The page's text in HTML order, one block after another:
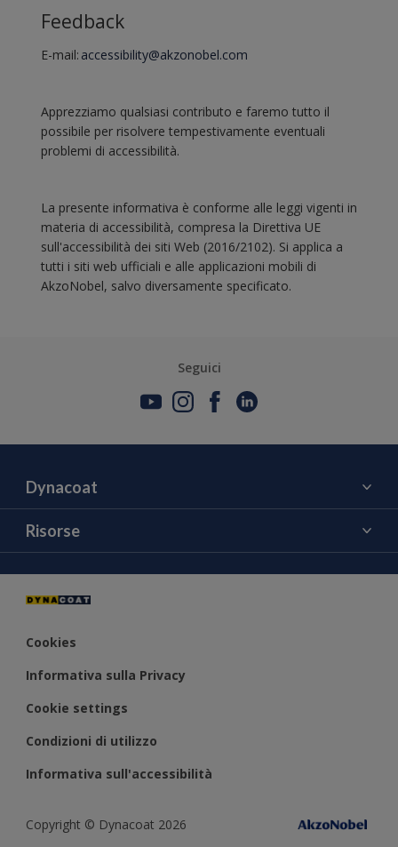
Feedback
E-mail: accessibility@akzonobel.com
Apprezziamo qualsiasi contributo e faremo tutto il
possibile per risolvere tempestivamente eventuali
problemi di accessibilità.
La presente informativa è conforme alle leggi vigenti in
materia di accessibilità, compresa la Direttiva UE
sull'accessibilità dei siti Web (2016/2102). Si applica a
tutti i siti web ufficiali e alle applicazioni mobili di
AkzoNobel, salvo diversamente specificato.
Seguici
Dynacoat
Chi siamo
Contattaci
Notizie ed Eventi
Risorse
Cookies
Informativa sulla Privacy
Cookie settings
Condizioni di utilizzo
Informativa sull'accessibilità
Copyright © Dynacoat 2026